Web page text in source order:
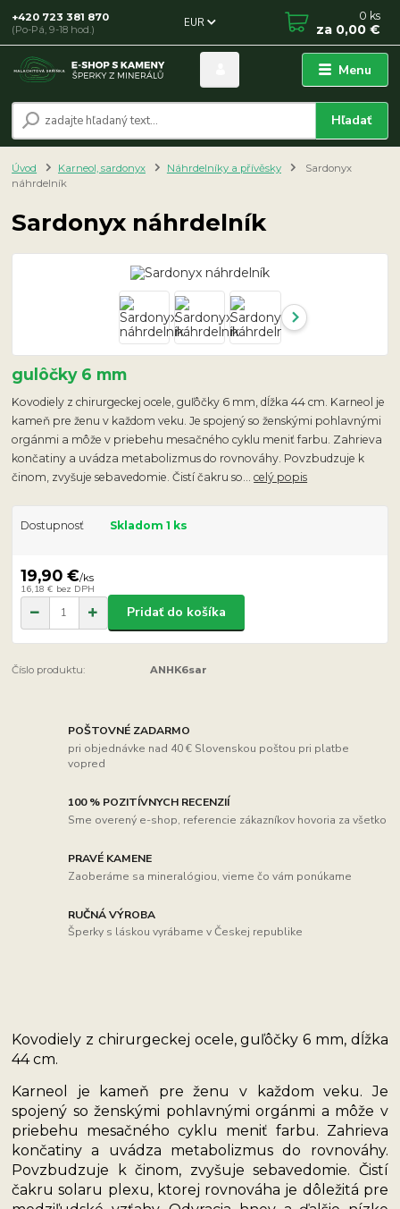
Menu
EUR
Hľadať
+420 723 381 870
(Po-Pá, 9-18 hod.)
0 ks
za 0,00 €
Úvod Karneol, sardonyx Náhrdelníky a přívěsky
Sardonyx
náhrdelník
Sardonyx náhrdelník
gulôčky 6 mm
Kovodiely z chirurgeckej ocele, guľôčky 6 mm, dĺžka 44 cm. Karneol je
kameň pre ženu v každom veku. Je spojený so ženskými pohlavnými
orgánmi a môže v priebehu mesačného cyklu meniť farbu. Zahrieva
končatiny a uvádza metabolizmus do rovnováhy. Povzbudzuje k
činom, zvyšuje sebavedomie. Čistí čakru so...celý popis
Dostupnosť Skladom 1 ks
19,90 €/ks
16,18 € bez DPH
Pridať do košíka
Číslo produktu: ANHK6sar
POŠTOVNÉ ZADARMO
pri objednávke nad 40 € Slovenskou poštou pri platbe
vopred
100 % POZITÍVNYCH RECENZIÍ
Sme overený e-shop, referencie zákazníkov hovoria za všetko
PRAVÉ KAMENE
Zaoberáme sa mineralógiou, vieme čo vám ponúkame
RUČNÁ VÝROBA
Šperky s láskou vyrábame v Českej republike
Kovodiely z chirurgeckej ocele, guľôčky 6 mm, dĺžka
44 cm.
Karneol je kameň pre ženu v každom veku. Je
spojený so ženskými pohlavnými orgánmi a môže v
priebehu mesačného cyklu meniť farbu. Zahrieva
končatiny a uvádza metabolizmus do rovnováhy.
Povzbudzuje k činom, zvyšuje sebavedomie. Čistí
čakru solaru plexu, ktorej rovnováha je dôležitá pre